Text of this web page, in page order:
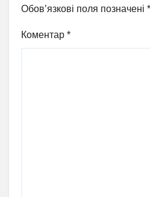
Обов’язкові поля позначені *
Коментар *